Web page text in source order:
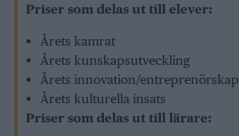
Priser som delas ut till elever:
Årets kamrat
Årets kunskapsutveckling
Årets innovation/entreprenörskap
Årets kulturella insats
Priser som delas ut till lärare: